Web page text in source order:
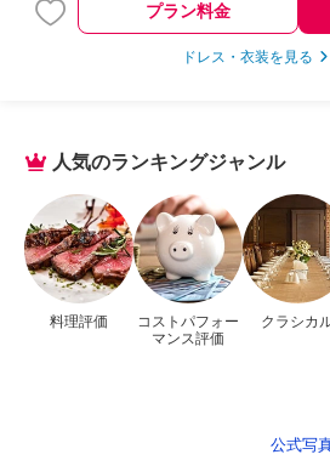
プラン料金
ドレス・衣装を見る
人気のランキングジャンル
料理評価
コストパフォー
マンス評価
クラシカ
公式写